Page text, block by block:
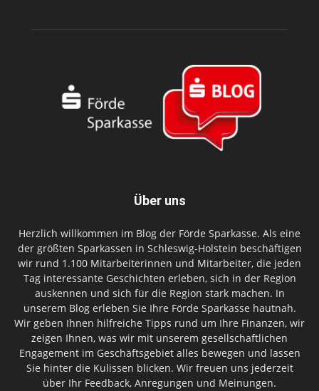
Über uns
Herzlich willkommen im Blog der Förde Sparkasse. Als eine
der größten Sparkassen in Schleswig-Holstein beschäftigen
wir rund 1.100 Mitarbeiterinnen und Mitarbeiter, die jeden
Tag interessante Geschichten erleben, sich in der Region
auskennen und sich für die Region stark machen. In
unserem Blog erleben Sie Ihre Förde Sparkasse hautnah.
Wir geben Ihnen hilfreiche Tipps rund um Ihre Finanzen, wir
zeigen Ihnen, was wir mit unserem gesellschaftlichen
Engagement im Geschäftsgebiet alles bewegen und lassen
Sie hinter die Kulissen blicken. Wir freuen uns jederzeit
über Ihr Feedback, Anregungen und Meinungen.